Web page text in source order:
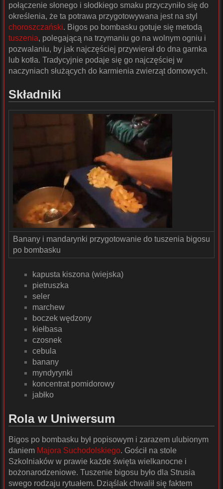
połączenie słonego i słodkiego smaku przyczyniło się do
określenia, że ta potrawa przygotowywana jest na styl
choroszczański. Bigos po bombasku gotuje się metodą
tuszenia, polegającą na trzymaniu go na wolnym ogniu i
pozwalaniu, by jak najczęściej przywierał do dna garnka
lub kotła. Tradycyjnie podaje się go najczęściej w
naczyniach służących do karmienia zwierząt domowych.
Składniki
Banany i mandarynki przygotowanie do tuszenia bigosu
po bombasku
kapusta kiszona (wiejska)
pietruszka
seler
marchew
boczek wędzony
kiełbasa
czosnek
cebula
banany
myndyrynki
koncentrat pomidorowy
jabłko
Rola w Uniwersum
Bigos po bombasku był popisowym i zarazem ulubionym
daniem Majora Suchodolskiego. Gościł na stole
Szkolniaków w prawie każde święta wielkanocne i
bożonarodzeniowe. Tuszenie bigosu było dla Strusia
swego rodzaju rytuałem. Dziąślak chwalił się faktem